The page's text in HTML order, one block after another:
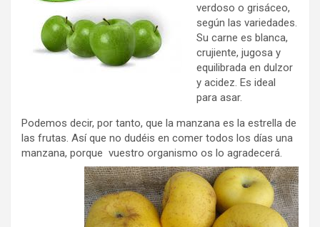
verdoso o grisáceo,
según las variedades.
Su carne es blanca,
crujiente, jugosa y
equilibrada en dulzor
y acidez. Es ideal
para asar.
Podemos decir, por tanto, que la manzana es la estrella de
las frutas. Así que no dudéis en comer todos los días una
manzana, porque vuestro organismo os lo agradecerá.